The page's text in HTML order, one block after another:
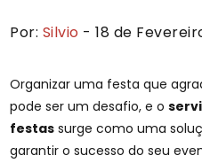
Por: Silvio - 18 de
Organizar uma festa que
pode ser um desafio, e o
festas surge como uma
garantir o sucesso do seu